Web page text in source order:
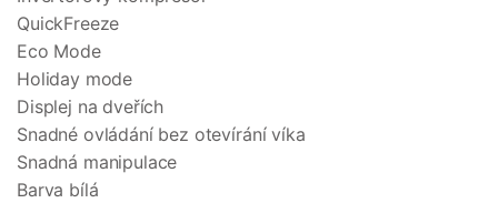
QuickFreeze
Eco Mode
Holiday mode
Displej na dveřích
Snadné ovládání bez otevírání víka
Snadná manipulace
Barva bílá